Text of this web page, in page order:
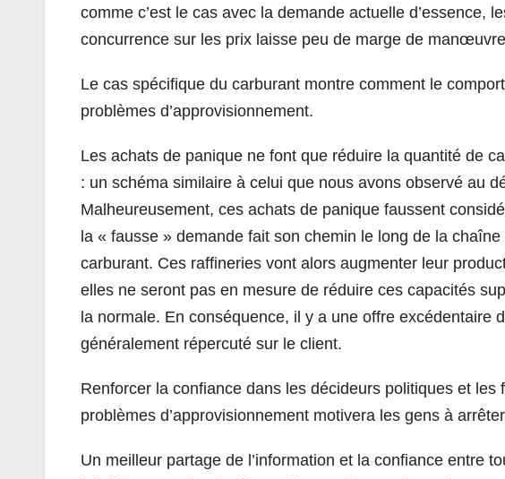
comme c’est le cas avec la demande actuelle d’essence,
concurrence sur les prix laisse peu de marge de
Le cas spécifique du carburant montre comment le
problèmes d’approvisionnement.
Les achats de panique ne font que réduire la quantité de
: un schéma similaire à celui que nous avons observé au
Malheureusement, ces achats de panique faussent
la « fausse » demande fait son chemin le long de la
carburant. Ces raffineries vont alors augmenter leur
elles ne seront pas en mesure de réduire ces capacités
la normale. En conséquence, il y a une offre excédentaire
généralement répercuté sur le client.
Renforcer la confiance dans les décideurs politiques et
problèmes d’approvisionnement motivera les gens à
Un meilleur partage de l’information et la confiance entre